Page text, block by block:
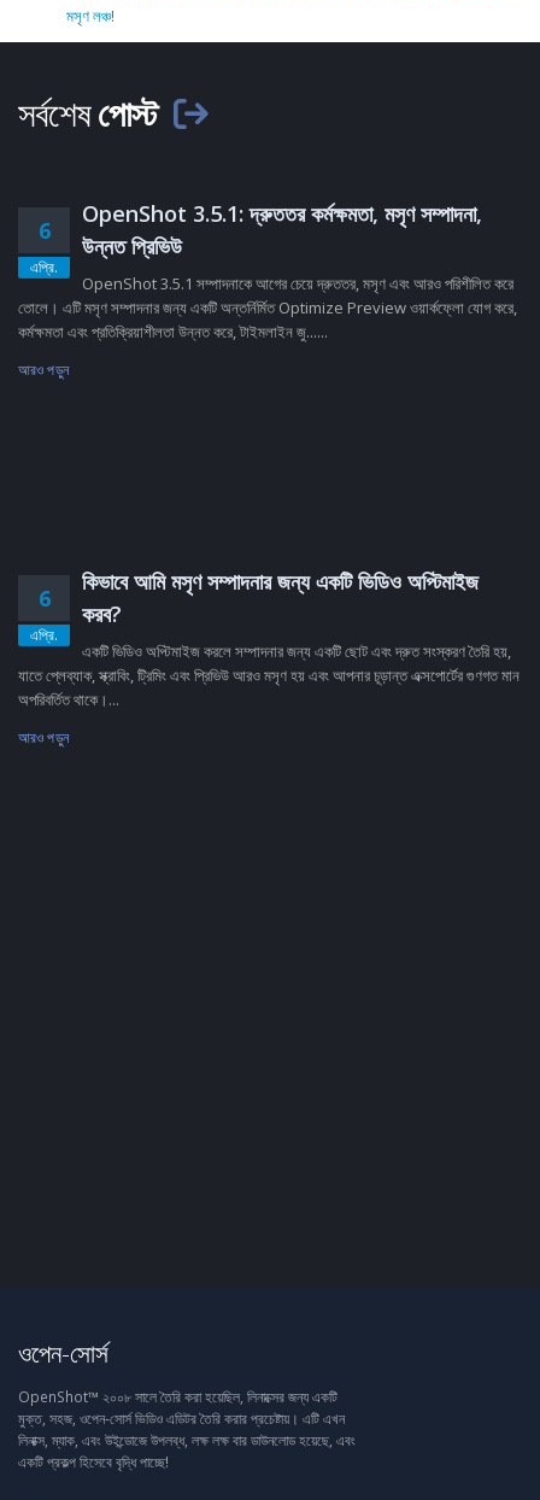
মসৃণ লঞ্চ!
সর্বশেষপোস্ট
6
এপ্রি.
OpenShot 3.5.1: দ্রুততর কর্মক্ষমতা, মসৃণ সম্পাদনা,
উন্নত প্রিভিউ
OpenShot 3.5.1 সম্পাদনাকে আগের চেয়ে দ্রুততর, মসৃণ এবং আরও পরিশীলিত করে
তোলে। এটি মসৃণ সম্পাদনার জন্য একটি অন্তর্নির্মিত Optimize Preview ওয়ার্কফ্লো যোগ করে,
কর্মক্ষমতা এবং প্রতিক্রিয়াশীলতা উন্নত করে, টাইমলাইন জু......
আরও পড়ুন
6
এপ্রি.
কিভাবে আমি মসৃণ সম্পাদনার জন্য একটি ভিডিও অপ্টিমাইজ
করব?
একটি ভিডিও অপ্টিমাইজ করলে সম্পাদনার জন্য একটি ছোট এবং দ্রুত সংস্করণ তৈরি হয়,
যাতে প্লেব্যাক, স্ক্রাবিং, ট্রিমিং এবং প্রিভিউ আরও মসৃণ হয় এবং আপনার চূড়ান্ত এক্সপোর্টের গুণগত মান
অপরিবর্তিত থাকে।...
আরও পড়ুন
ওপেন-সোর্স
OpenShot™ ২০০৮ সালে তৈরি করা হয়েছিল, লিনাক্সের জন্য একটি
মুক্ত, সহজ, ওপেন-সোর্স ভিডিও এডিটর তৈরি করার প্রচেষ্টায়। এটি এখন
লিনাক্স, ম্যাক, এবং উইন্ডোজে উপলব্ধ, লক্ষ লক্ষ বার ডাউনলোড হয়েছে, এবং
একটি প্রকল্প হিসেবে বৃদ্ধি পাচ্ছে!